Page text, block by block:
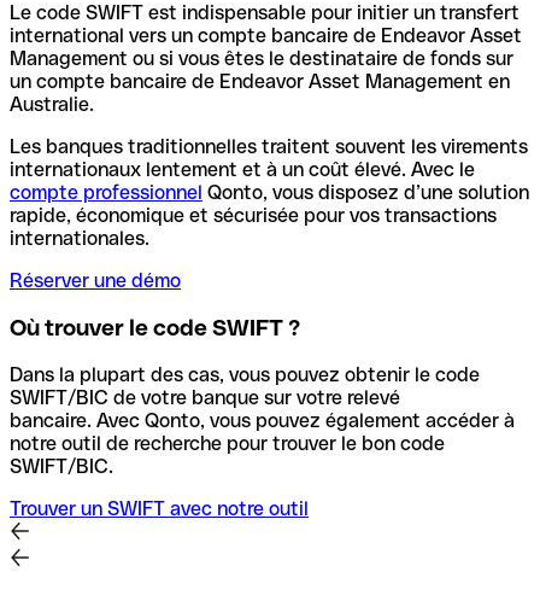
Le code SWIFT est indispensable pour initier un transfert
international vers un compte bancaire de Endeavor Asset
Management ou si vous êtes le destinataire de fonds sur
un compte bancaire de Endeavor Asset Management en
Australie.
Les banques traditionnelles traitent souvent les virements
internationaux lentement et à un coût élevé. Avec le
compte professionnel Qonto, vous disposez d’une solution
rapide, économique et sécurisée pour vos transactions
internationales.
Réserver une démo
Où trouver le code SWIFT ?
Dans la plupart des cas, vous pouvez obtenir le code
SWIFT/BIC de votre banque sur votre relevé
bancaire. Avec Qonto, vous pouvez également accéder à
notre outil de recherche pour trouver le bon code
SWIFT/BIC.
Trouver un SWIFT avec notre outil